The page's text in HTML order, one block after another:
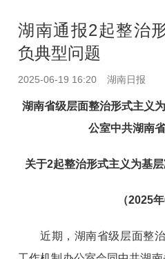
湖南通报2起整治
负典型问题
2025-06-19 16:20 湖南日报
湖南省级层面整治形式主义
公室中共湖南
关于2起整治形式主义为基
（2025年
近期，湖南省级层面整